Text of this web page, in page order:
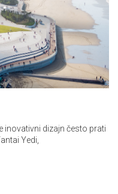
inovativni dizajn često prati
Yedi,